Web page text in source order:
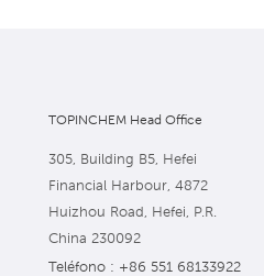
TOPINCHEM Head Office
305, Building B5, Hefei
Financial Harbour, 4872
Huizhou Road, Hefei, P.R.
China 230092
Teléfono : +86 551 68133922